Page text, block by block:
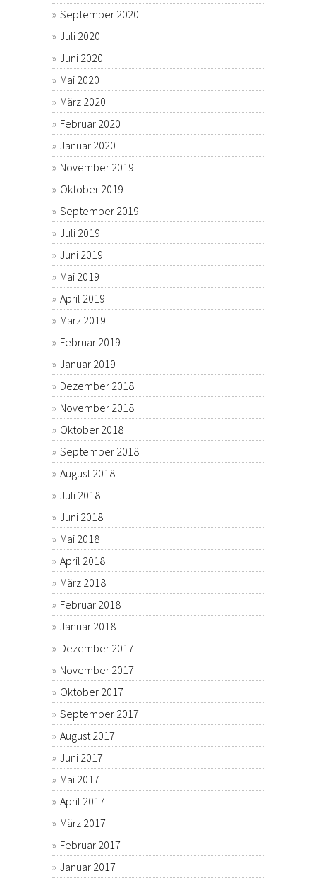
September 2020
Juli 2020
Juni 2020
Mai 2020
März 2020
Februar 2020
Januar 2020
November 2019
Oktober 2019
September 2019
Juli 2019
Juni 2019
Mai 2019
April 2019
März 2019
Februar 2019
Januar 2019
Dezember 2018
November 2018
Oktober 2018
September 2018
August 2018
Juli 2018
Juni 2018
Mai 2018
April 2018
März 2018
Februar 2018
Januar 2018
Dezember 2017
November 2017
Oktober 2017
September 2017
August 2017
Juni 2017
Mai 2017
April 2017
März 2017
Februar 2017
Januar 2017